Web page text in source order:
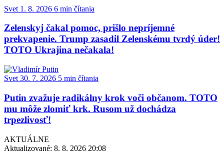
Svet 1. 8. 2026 6 min čítania
Zelenskyj čakal pomoc, prišlo nepríjemné
prekvapenie. Trump zasadil Zelenskému tvrdý úder!
TOTO Ukrajina nečakala!
Svet 30. 7. 2026 5 min čítania
Putin zvažuje radikálny krok voči občanom. TOTO
mu môže zlomiť krk. Rusom už dochádza
trpezlivosť!
AKTUÁLNE
Aktualizované: 8. 8. 2026 20:08